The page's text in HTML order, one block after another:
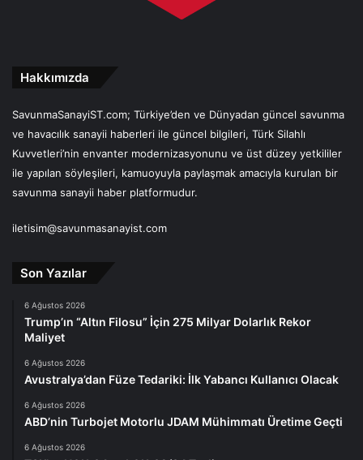
Hakkımızda
SavunmaSanayiST.com; Türkiye’den ve Dünyadan güncel savunma
ve havacılık sanayii haberleri ile güncel bilgileri, Türk Silahlı
Kuvvetleri’nin envanter modernizasyonunu ve üst düzey yetkililer
ile yapılan söyleşileri, kamuoyuyla paylaşmak amacıyla kurulan bir
savunma sanayii haber platformudur.
iletisim@savunmasanayist.com
Son Yazılar
6 Ağustos 2026
Trump’ın “Altın Filosu” İçin 275 Milyar Dolarlık Rekor
Maliyet
6 Ağustos 2026
Avustralya’dan Füze Tedariki: İlk Yabancı Kullanıcı Olacak
6 Ağustos 2026
ABD’nin Turbojet Motorlu JDAM Mühimmatı Üretime Geçti
6 Ağustos 2026